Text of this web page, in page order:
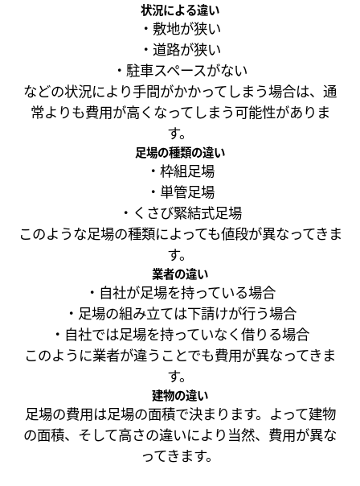
状況による違い
・敷地が狭い
・道路が狭い
・駐車スペースがない
などの状況により手間がかかってしまう場合は、通
常よりも費用が高くなってしまう可能性がありま
す。
足場の種類の違い
・枠組足場
・単管足場
・くさび緊結式足場
このような足場の種類によっても値段が異なってきま
す。
業者の違い
・自社が足場を持っている場合
・足場の組み立ては下請けが行う場合
・自社では足場を持っていなく借りる場合
このように業者が違うことでも費用が異なってきま
す。
建物の違い
足場の費用は足場の面積で決まります。よって建物
の面積、そして高さの違いにより当然、費用が異な
ってきます。